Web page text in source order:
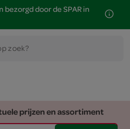
door de SPAR in
zoek?
prijzen en assortiment